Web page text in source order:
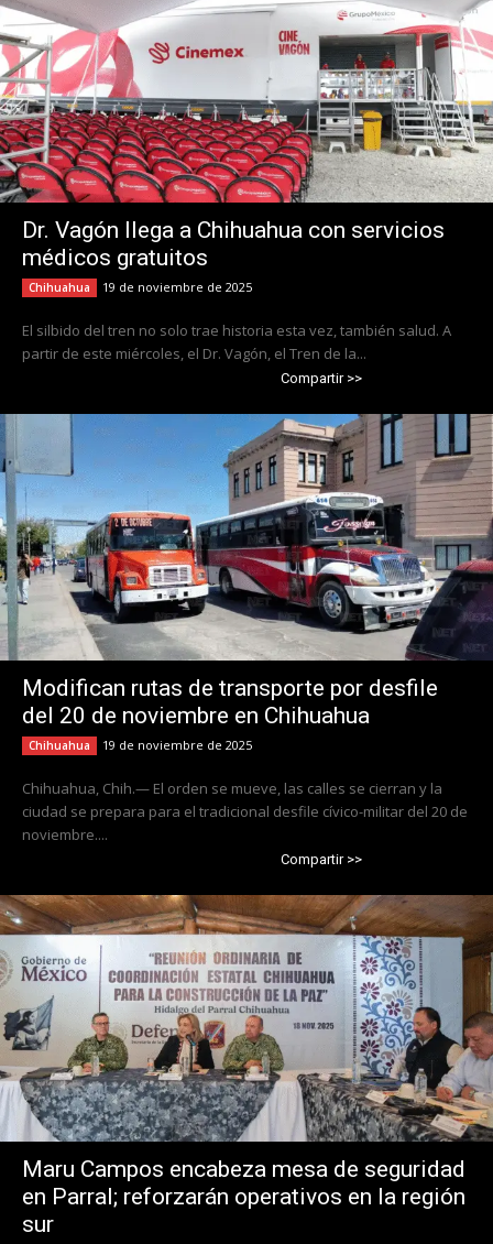
Dr. Vagón llega a Chihuahua con servicios
médicos gratuitos
Chihuahua 19 de noviembre de 2025
El silbido del tren no solo trae historia esta vez, también salud. A
partir de este miércoles, el Dr. Vagón, el Tren de la...
Compartir >>
Modifican rutas de transporte por desfile
del 20 de noviembre en Chihuahua
Chihuahua 19 de noviembre de 2025
Chihuahua, Chih.— El orden se mueve, las calles se cierran y la
ciudad se prepara para el tradicional desfile cívico-militar del 20 de
noviembre....
Compartir >>
Maru Campos encabeza mesa de seguridad
en Parral; reforzarán operativos en la región
sur